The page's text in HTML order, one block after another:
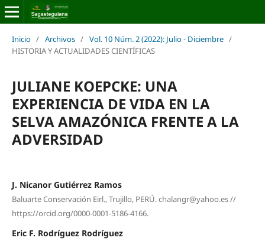
Inicio / Archivos / Vol. 10 Núm. 2 (2022): Julio - Diciembre /
HISTORIA Y ACTUALIDADES CIENTÍFICAS
JULIANE KOEPCKE: UNA
EXPERIENCIA DE VIDA EN LA
SELVA AMAZÓNICA FRENTE A LA
ADVERSIDAD
J. Nicanor Gutiérrez Ramos
Baluarte Conservación Eirl., Trujillo, PERÚ. chalangr@yahoo.es //
https://orcid.org/0000-0001-5186-4166.
Eric F. Rodríguez Rodríguez